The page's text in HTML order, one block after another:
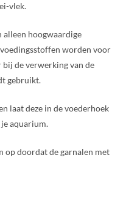
vlek.
hoogwaardige
worden voor
de verwerking van de
gebruikt.
laat deze in de voederhoek
aquarium.
op doordat de garnalen met